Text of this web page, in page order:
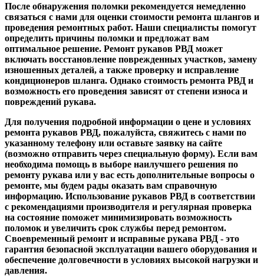
После обнаружения поломки рекомендуется немедленно
связаться с нами для оценки стоимости ремонта шлангов и
проведения ремонтных работ. Наши специалисты помогут
определить причины поломки и предложат вам
оптимальное решение. Ремонт рукавов РВД может
включать восстановление поврежденных участков, замену
изношенных деталей, а также проверку и исправление
кондиционеров шланга. Однако стоимость ремонта РВД и
возможность его проведения зависят от степени износа и
повреждений рукава.
Для получения подробной информации о цене и условиях
ремонта рукавов РВД, пожалуйста, свяжитесь с нами по
указанному телефону или оставьте заявку на сайте
(возможно отправить через специальную форму). Если вам
необходима помощь в выборе наилучшего решения по
ремонту рукава или у вас есть дополнительные вопросы о
ремонте, мы будем рады оказать вам справочную
информацию. Использование рукавов РВД в соответствии
с рекомендациями производителя и регулярная проверка
на состояние поможет минимизировать возможность
поломок и увеличить срок службы перед ремонтом.
Своевременный ремонт и исправные рукава РВД - это
гарантия безопасной эксплуатации вашего оборудования и
обеспечение долговечности в условиях высокой нагрузки и
давления.